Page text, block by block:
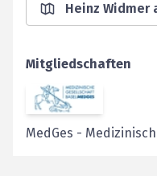
Heinz Widmer
Mitgliedschaften
MedGes -